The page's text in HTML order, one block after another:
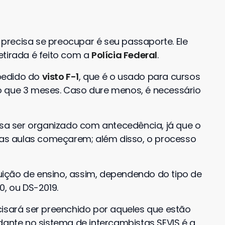
se preocupar é seu passaporte. Ele
é feito com a Polícia Federal.
do visto F-1, que é o usado para cursos
3 meses. Caso dure menos, é necessário
ser organizado com antecedência, já que o
aulas começarem; além disso, o processo
de ensino, assim, dependendo do tipo de
ou DS-2019.
ser preenchido por aqueles que estão